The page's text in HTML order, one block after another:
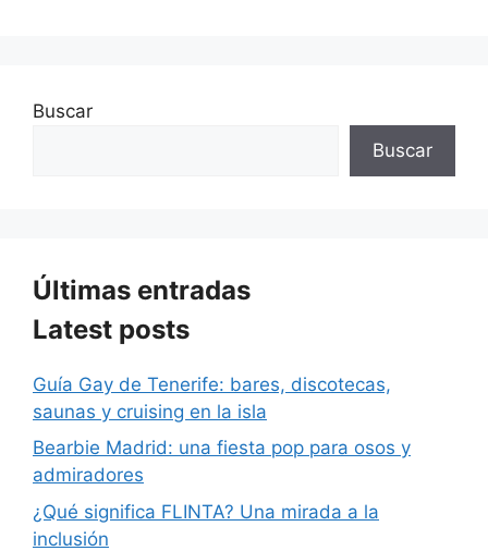
Buscar
Buscar
Últimas entradas
Latest posts
Guía Gay de Tenerife: bares, discotecas,
saunas y cruising en la isla
Bearbie Madrid: una fiesta pop para osos y
admiradores
¿Qué significa FLINTA? Una mirada a la
inclusión